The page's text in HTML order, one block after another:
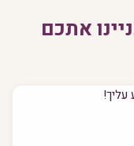
אתכם